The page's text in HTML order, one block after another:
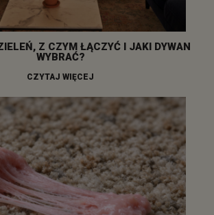
Z CZYM ŁĄCZYĆ I JAKI DYWAN
WYBRAĆ?
CZYTAJ WIĘCEJ